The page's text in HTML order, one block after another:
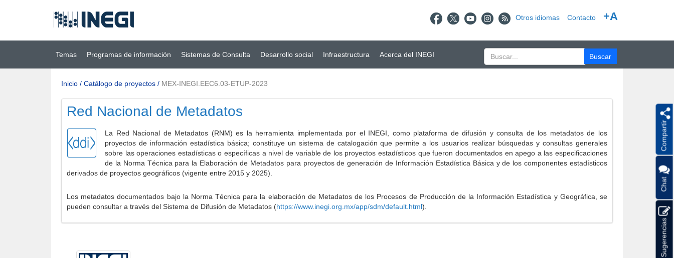
principal
(INEGI) Otros idiomas Contacto +A
Temas Programas de información Sistemas de Consulta Desarrollo social Infraestructura Acerca del INEGI
Inicio / Catálogo de proyectos / MEX-INEGI.EEC6.03-ETUP-2023
Red Nacional de Metadatos
La Red Nacional de Metadatos (RNM) es la herramienta implementada por el INEGI, como plataforma de difusión y consulta de los metadatos de los
proyectos de información estadística básica; constituye un sistema de catalogación que permite a los usuarios realizar búsquedas y consultas generales
sobre las operaciones estadísticas o específicas a nivel de variable de los proyectos estadísticos que fueron documentados en apego a las especificaciones
de la Norma Técnica para la Elaboración de Metadatos para proyectos de generación de Información Estadística Básica y de los componentes estadísticos
derivados de proyectos geográficos (vigente entre 2015 y 2025).
Los metadatos documentados bajo la Norma Técnica para la elaboración de Metadatos de los Procesos de Producción de la Información Estadística y Geográfica, se
pueden consultar a través del Sistema de Difusión de Metadatos (https://www.inegi.org.mx/app/sdm/default.html).
Compartir
Chat
Sugerencias